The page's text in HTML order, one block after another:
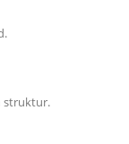
struktur.